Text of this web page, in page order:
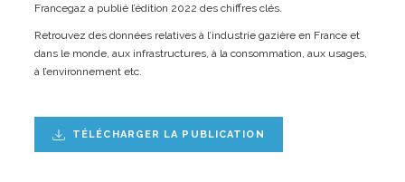
Francegaz a publié l’édition 2022 des chiffres clés.
Retrouvez des données relatives à l’industrie gazière en France et
dans le monde, aux infrastructures, à la consommation, aux usages,
à l’environnement etc.
TÉLÉCHARGER LA PUBLICATION